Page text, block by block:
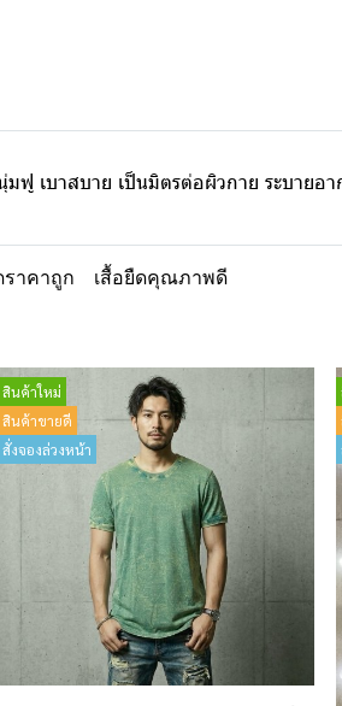
ฟู เบาสบาย เป็นมิตรต่อผิวกาย ระบาย
ราคาถูก เสื้อยืดคุณภาพดี
สินค้าใหม่
สินค้าขายดี
สั่งจองล่วงหน้า